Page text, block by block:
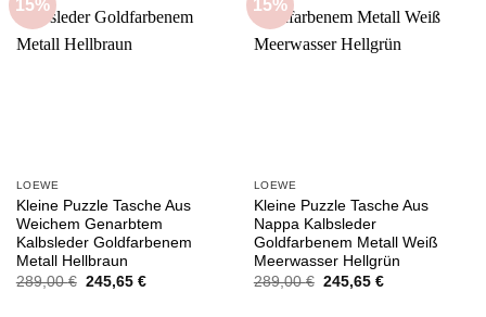
15%
wishlist
LOEWE
Kleine Puzzle Tasche Aus
Weichem Genarbtem
Kalbsleder Goldfarbenem
Metall Hellbraun
289,00€ Ursprünglicher
Preis
245,65 €Aktueller
15%
wishlist
LOEWE
Kleine Puzzle Tasche Aus
Nappa Kalbsleder
Goldfarbenem Metall Weiß
Meerwasser Hellgrün
289,00€ Ursprünglicher
Preis
245,65 €Aktueller